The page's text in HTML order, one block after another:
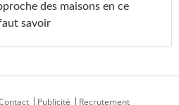
des maisons en ce
savoir
Publicité Recrutement